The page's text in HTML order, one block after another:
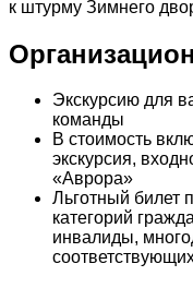
к штурму Зимнего
Экскурсию для
команды
В стоимость
экскурсия,
«Аврора»
Льготный билет
категорий
инвалиды,